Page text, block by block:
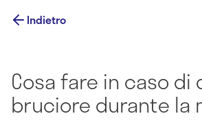
Indietro
Cosa fare in caso di
bruciore durante la